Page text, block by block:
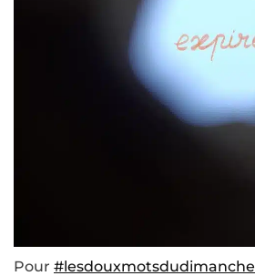
Pour #lesdouxmotsdudimanche